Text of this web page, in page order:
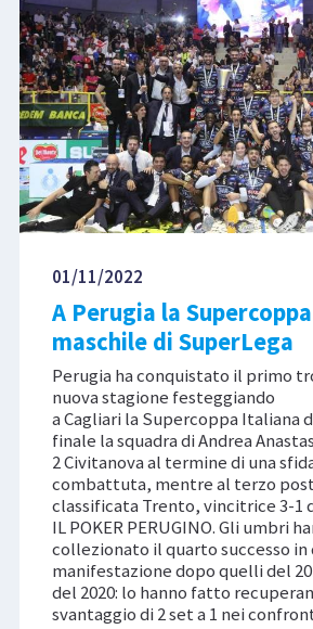
01/11/2022
A Perugia la
maschile di SuperLega
Perugia ha conquistato il primo
nuova stagione festeggiando
a Cagliari la Supercoppa Italiana
finale la squadra di Andrea
2 Civitanova al termine di una
combattuta, mentre al terzo
classificata Trento, vincitrice 3-1
IL POKER PERUGINO. Gli umbri
collezionato il quarto successo in
manifestazione dopo quelli del
del 2020: lo hanno fatto
svantaggio di 2 set a 1 nei